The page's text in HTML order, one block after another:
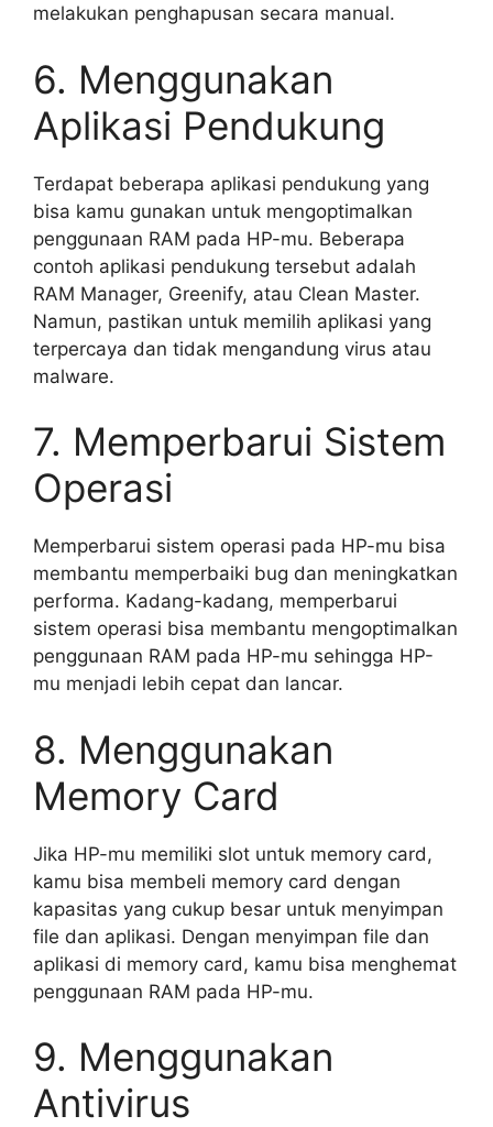
melakukan penghapusan secara manual.
6. Menggunakan
Aplikasi Pendukung
Terdapat beberapa aplikasi pendukung yang
bisa kamu gunakan untuk mengoptimalkan
penggunaan RAM pada HP-mu. Beberapa
contoh aplikasi pendukung tersebut adalah
RAM Manager, Greenify, atau Clean Master.
Namun, pastikan untuk memilih aplikasi yang
terpercaya dan tidak mengandung virus atau
malware.
7. Memperbarui Sistem
Operasi
Memperbarui sistem operasi pada HP-mu bisa
membantu memperbaiki bug dan meningkatkan
performa. Kadang-kadang, memperbarui
sistem operasi bisa membantu mengoptimalkan
penggunaan RAM pada HP-mu sehingga HP-
mu menjadi lebih cepat dan lancar.
8. Menggunakan
Memory Card
Jika HP-mu memiliki slot untuk memory card,
kamu bisa membeli memory card dengan
kapasitas yang cukup besar untuk menyimpan
file dan aplikasi. Dengan menyimpan file dan
aplikasi di memory card, kamu bisa menghemat
penggunaan RAM pada HP-mu.
9. Menggunakan
Antivirus